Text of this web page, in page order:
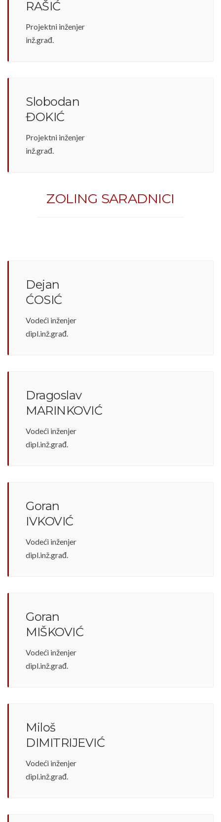
RAŠIĆ
Projektni inženjer
inž.građ.
Slobodan
ĐOKIĆ
Projektni inženjer
inž.građ.
ZOLING SARADNICI
Dejan
ĆOSIĆ
Vodeći inženjer
dipl.inž.građ.
Dragoslav
MARINKOVIĆ
Vodeći inženjer
dipl.inž.građ.
Goran
IVKOVIĆ
Vodeći inženjer
dipl.inž.građ.
Goran
MIŠKOVIĆ
Vodeći inženjer
dipl.inž.građ.
Miloš
DIMITRIJEVIĆ
Vodeći inženjer
dipl.inž.građ.